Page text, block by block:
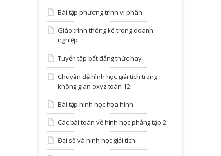
Bài tập phương trình vi phân
Giáo trình thống kê trong doanh
nghiệp
Tuyển tập bất đẳng thức hay
Chuyên đề hình học giải tích trong
không gian oxyz toán 12
Bài tập hình học họa hình
Các bài toán về hình học phẳng tập 2
Đại số và hình học giải tích